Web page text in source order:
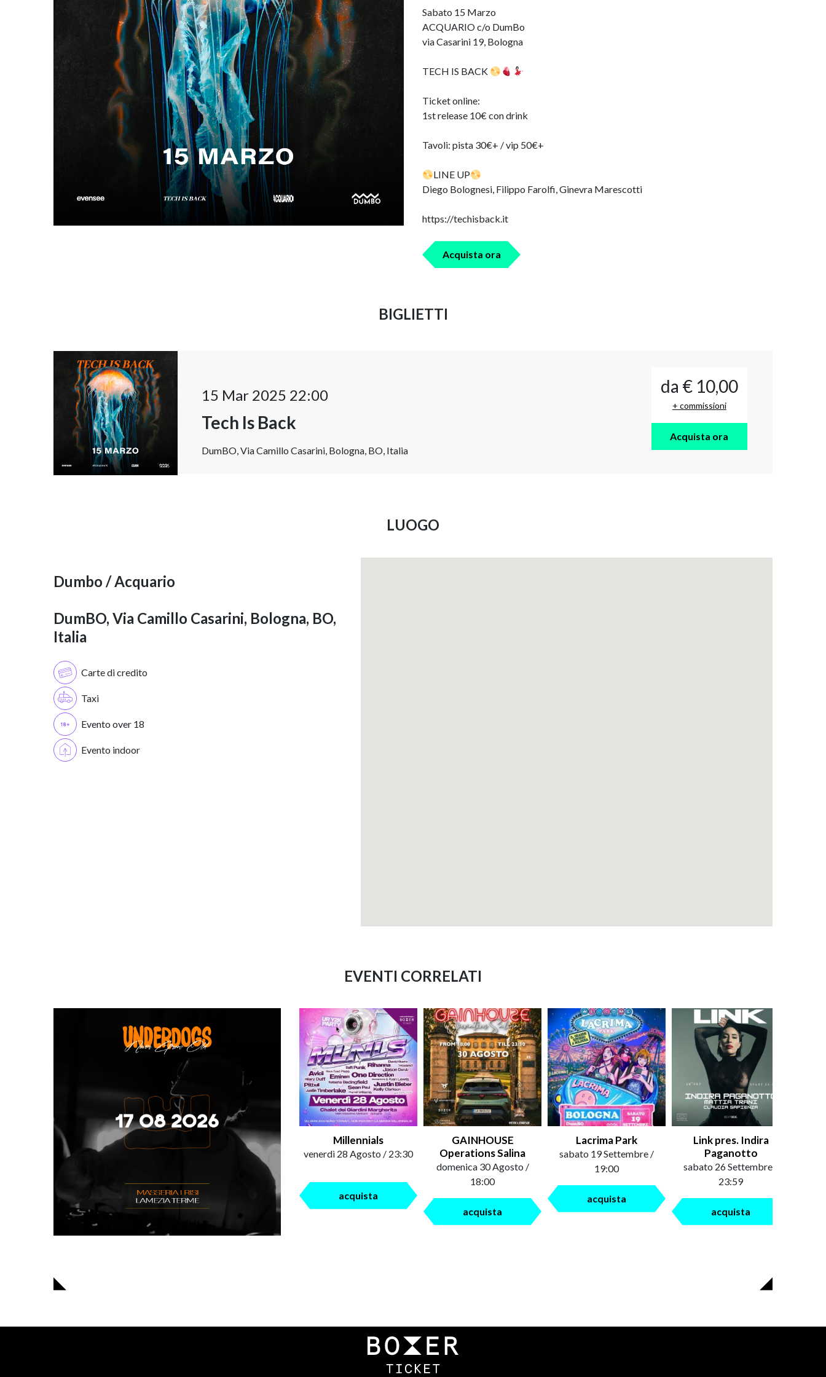
Sabato 15 Marzo
ACQUARIO c/o DumBo
via Casarini 19, Bologna
TECH IS BACK
Ticket online:
1st release 10€ con drink
Tavoli: pista 30€+ / vip 50€+
LINE UP
Diego Bolognesi, Filippo Farolfi, Ginevra Marescotti
https://techisback.it
Acquista ora
BIGLIETTI
15 Mar 2025 22:00
Tech Is Back
DumBO, Via Camillo Casarini, Bologna, BO, Italia
da € 10,00
+ commissioni
Acquista ora
LUOGO
Dumbo / Acquario
DumBO, Via Camillo Casarini, Bologna, BO,
Italia
Carte di credito
Taxi
Evento over 18
Evento indoor
EVENTI CORRELATI
Millennials
venerdì 28 Agosto / 23:30
acquista
GAINHOUSE
Operations Salina
domenica 30 Agosto /
18:00
acquista
Lacrima Park
sabato 19 Settembre /
19:00
acquista
Link pres. Indira
Paganotto
sabato 26 Settembre /
23:59
acquista